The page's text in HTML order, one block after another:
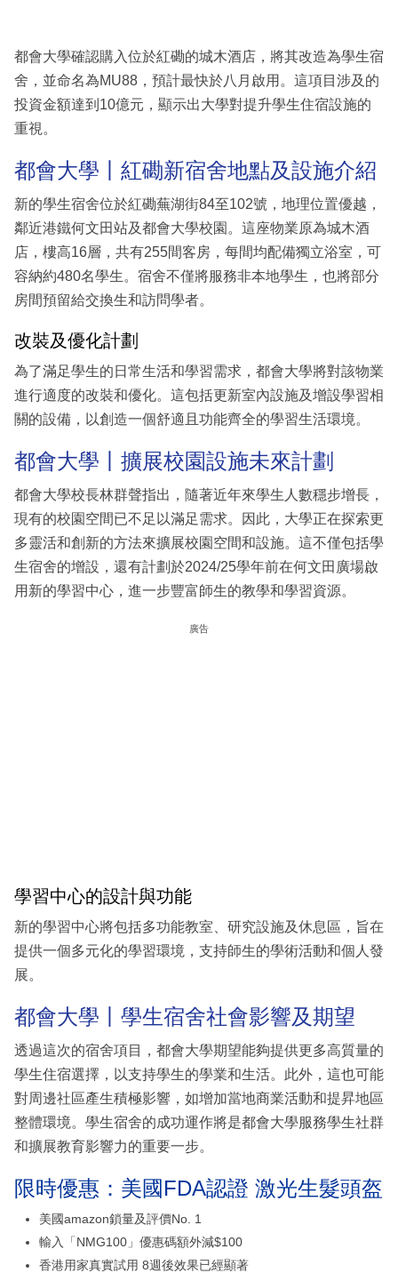
區
都會大學確認購入位於紅磡的城木酒店，將其改造為學生宿
舍，並命名為MU88，預計最快於八月啟用。這項目涉及的
投資金額達到10億元，顯示出大學對提升學生住宿設施的
重視。
都會大學丨紅磡新宿舍地點及設施介紹
新的學生宿舍位於紅磡蕪湖街84至102號，地理位置優越，
鄰近港鐵何文田站及都會大學校園。這座物業原為城木酒
店，樓高16層，共有255間客房，每間均配備獨立浴室，可
容納約480名學生。宿舍不僅將服務非本地學生，也將部分
房間預留給交換生和訪問學者。
改裝及優化計劃
為了滿足學生的日常生活和學習需求，都會大學將對該物業
進行適度的改裝和優化。這包括更新室內設施及增設學習相
關的設備，以創造一個舒適且功能齊全的學習生活環境。
都會大學丨擴展校園設施未來計劃
都會大學校長林群聲指出，隨著近年來學生人數穩步增長，
現有的校園空間已不足以滿足需求。因此，大學正在探索更
多靈活和創新的方法來擴展校園空間和設施。這不僅包括學
生宿舍的增設，還有計劃於2024/25學年前在何文田廣場啟
用新的學習中心，進一步豐富師生的教學和學習資源。
廣告
學習中心的設計與功能
新的學習中心將包括多功能教室、研究設施及休息區，旨在
提供一個多元化的學習環境，支持師生的學術活動和個人發
展。
都會大學丨學生宿舍社會影響及期望
透過這次的宿舍項目，都會大學期望能夠提供更多高質量的
學生住宿選擇，以支持學生的學業和生活。此外，這也可能
對周邊社區產生積極影響，如增加當地商業活動和提昇地區
整體環境。學生宿舍的成功運作將是都會大學服務學生社群
和擴展教育影響力的重要一步。
限時優惠：美國FDA認證 激光生髮頭盔
美國amazon鎖量及評價No. 1
輸入「NMG100」優惠碼額外減$100
香港用家真實試用 8週後效果已經顯著